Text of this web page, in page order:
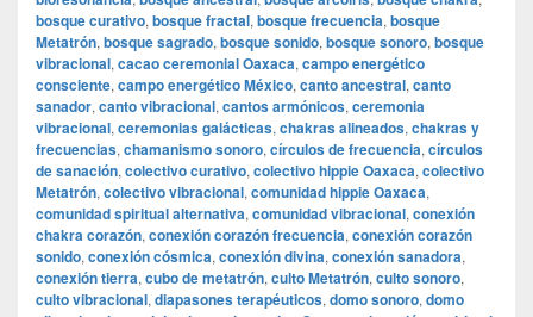
bosque curativo, bosque fractal, bosque frecuencia, bosque
Metatrón, bosque sagrado, bosque sonido, bosque sonoro, bosque
vibracional, cacao ceremonial Oaxaca, campo energético
consciente, campo energético México, canto ancestral, canto
sanador, canto vibracional, cantos armónicos, ceremonia
vibracional, ceremonias galácticas, chakras alineados, chakras y
frecuencias, chamanismo sonoro, círculos de frecuencia, círculos
de sanación, colectivo curativo, colectivo hippie Oaxaca, colectivo
Metatrón, colectivo vibracional, comunidad hippie Oaxaca,
comunidad spiritual alternativa, comunidad vibracional, conexión
chakra corazón, conexión corazón frecuencia, conexión corazón
sonido, conexión cósmica, conexión divina, conexión sanadora,
conexión tierra, cubo de metatrón, culto Metatrón, culto sonoro,
culto vibracional, diapasones terapéuticos, domo sonoro, domo